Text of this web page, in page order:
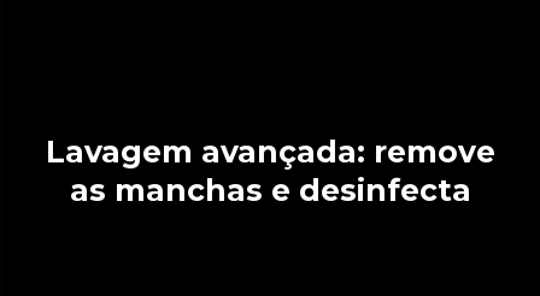
Lavagem avançada: remove
as manchas e desinfecta